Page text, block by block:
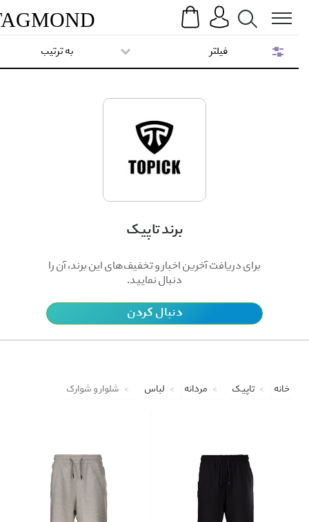
Search
TAGMOND
برند تاپیک
برای دریافت آخرین اخبار و تخفیف‌های این برند، آن را
دنبال نمایید.
دنبال کردن
به ترتیب
خانه تاپیک مردانه لباس شلوار و شوارک
فیلتر